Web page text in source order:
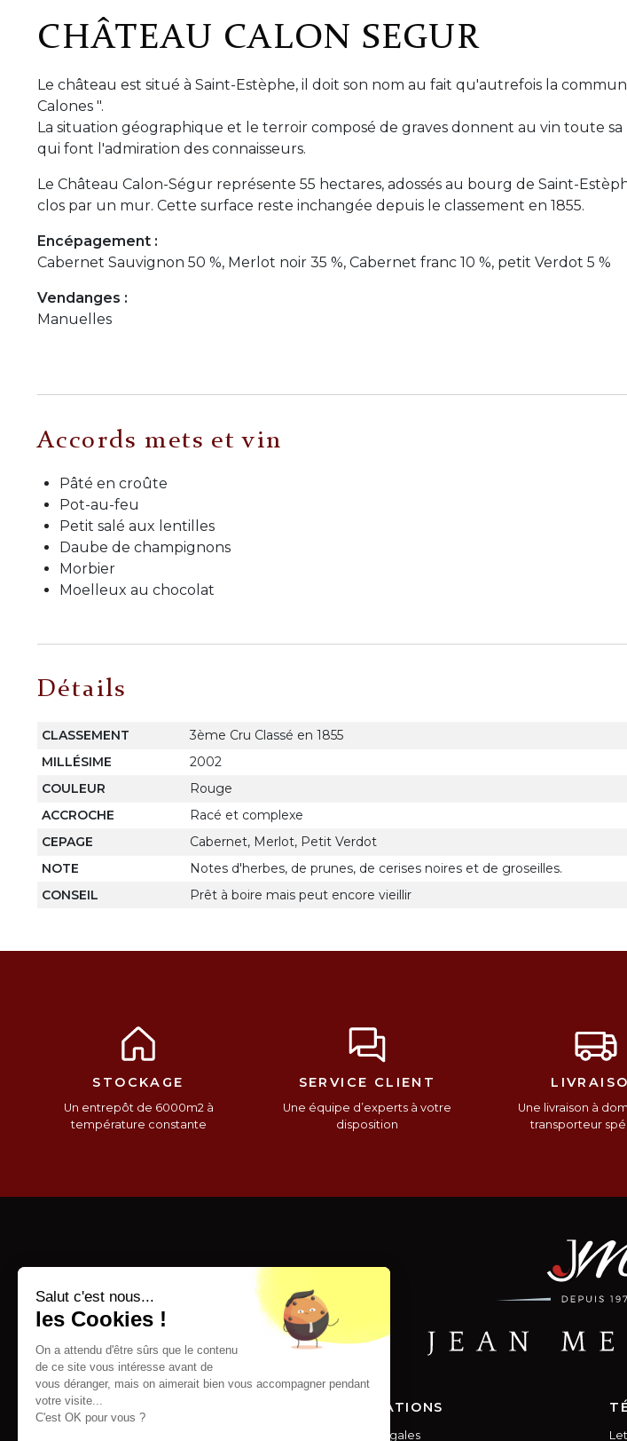
CHÂTEAU CALON SEGUR
Le château est situé à Saint-Estèphe, il doit son nom au fait qu'autrefois la
Calones ".
La situation géographique et le terroir composé de graves donnent au vin toute sa
qui font l'admiration des connaisseurs.
Le Château Calon-Ségur représente 55 hectares, adossés au bourg de Saint-
clos par un mur. Cette surface reste inchangée depuis le classement en 1855.
Encépagement :
Cabernet Sauvignon 50 %, Merlot noir 35 %, Cabernet franc 10 %, petit Verdot 5 %
Vendanges :
Manuelles
Accords mets et vin
Pâté en croûte
Pot-au-feu
Petit salé aux lentilles
Daube de champignons
Morbier
Moelleux au chocolat
Détails
CLASSEMENT
3ème Cru Classé en 1855
MILLÉSIME
2002
COULEUR
Rouge
ACCROCHE
Racé et complexe
CEPAGE
Cabernet, Merlot, Petit Verdot
NOTE
Notes d'herbes, de prunes, de cerises noires et de groseilles.
CONSEIL
Prêt à boire mais peut encore vieillir
STOCKAGE
Un entrepôt de 6000m2 à
température constante
SERVICE CLIENT
Une équipe d’experts à votre
disposition
Une livraison à
transporteur
SERVICES INFORMATIONS
Mentions légales
Salut c'est nous...
les Cookies !
On a attendu d'être sûrs que le contenu
de ce site vous intéresse avant de
vous déranger, mais on aimerait bien vous accompagner pendant
votre visite...
C'est OK pour vous ?